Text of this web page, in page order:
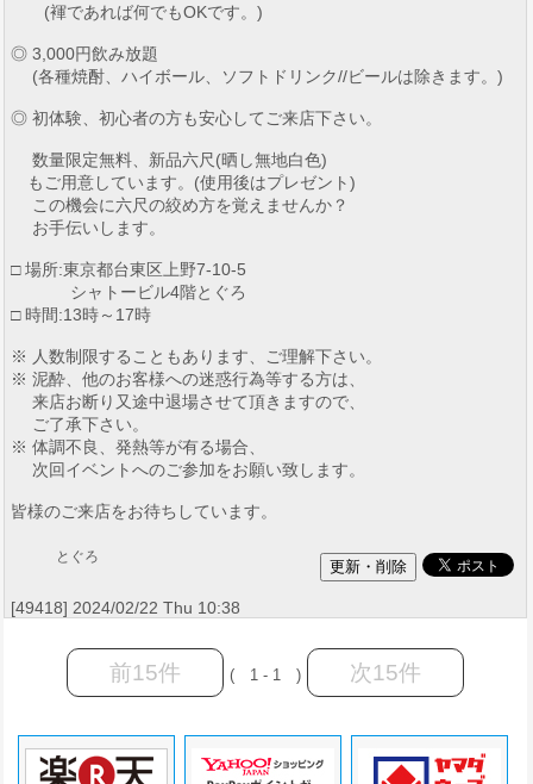
(褌であれば何でもOKです。)
◎ 3,000円飲み放題
(各種焼酎、ハイボール、ソフトドリンク//ビールは除きます。)
◎ 初体験、初心者の方も安心してご来店下さい。
数量限定無料、新品六尺(晒し無地白色)
もご用意しています。(使用後はプレゼント)
この機会に六尺の絞め方を覚えませんか？
お手伝いします。
□ 場所:東京都台東区上野7-10-5
シャトービル4階とぐろ
□ 時間:13時～17時
※ 人数制限することもあります、ご理解下さい。
※ 泥酔、他のお客様への迷惑行為等する方は、
来店お断り又途中退場させて頂きますので、
ご了承下さい。
※ 体調不良、発熱等が有る場合、
次回イベントへのご参加をお願い致します。
皆様のご来店をお待ちしています。
とぐろ
[49418] 2024/02/22 Thu 10:38
前15件 ( 1 - 1 ) 次15件